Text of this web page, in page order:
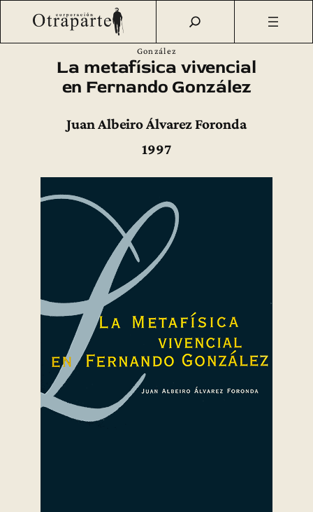
Saltar
Otraparte.org /Fernando González /Obra
Libros sobre
/
González
La metafísica vivencial
en Fernando González
Juan Albeiro Álvarez Foronda
1997